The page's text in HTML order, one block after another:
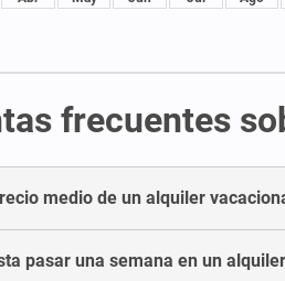
frecuentes
medio de un alquiler
pasar una semana en un